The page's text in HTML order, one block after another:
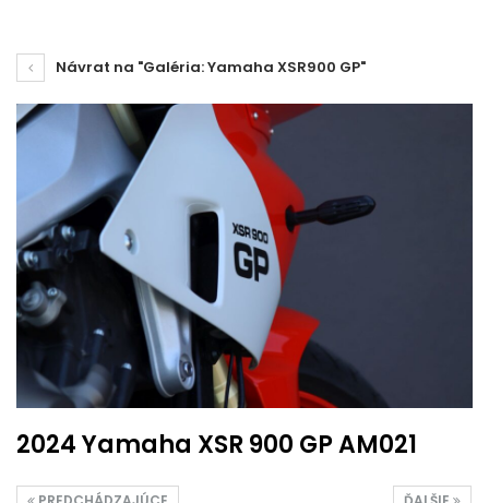
Návrat na "Galéria: Yamaha XSR900 GP"
2024 Yamaha XSR 900 GP AM021